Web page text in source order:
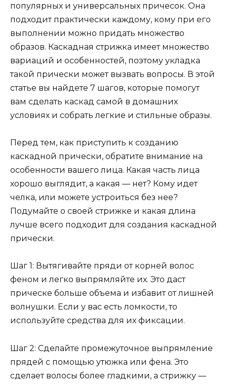
популярных и универсальных причесок. Она
подходит практически каждому, кому при его
выполнении можно придать множество
образов. Каскадная стрижка имеет множество
вариаций и особенностей, поэтому укладка
такой прически может вызвать вопросы. В этой
статье вы найдете 7 шагов, которые помогут
вам сделать каскад самой в домашних
условиях и собрать легкие и стильные образы.
Перед тем, как приступить к созданию
каскадной прически, обратите внимание на
особенности вашего лица. Какая часть лица
хорошо выглядит, а какая — нет? Кому идет
челка, или можете устроиться без нее?
Подумайте о своей стрижке и какая длина
лучше всего подходит для создания каскадной
прически.
Шаг 1: Вытягивайте пряди от корней волос
феном и легко выпрямляйте их. Это даст
прическе больше объема и избавит от лишней
волнушки. Если у вас есть ломкости, то
используйте средства для их фиксации.
Шаг 2: Сделайте промежуточное выпрямление
прядей с помощью утюжка или фена. Это
сделает волосы более гладкими, а стрижку —